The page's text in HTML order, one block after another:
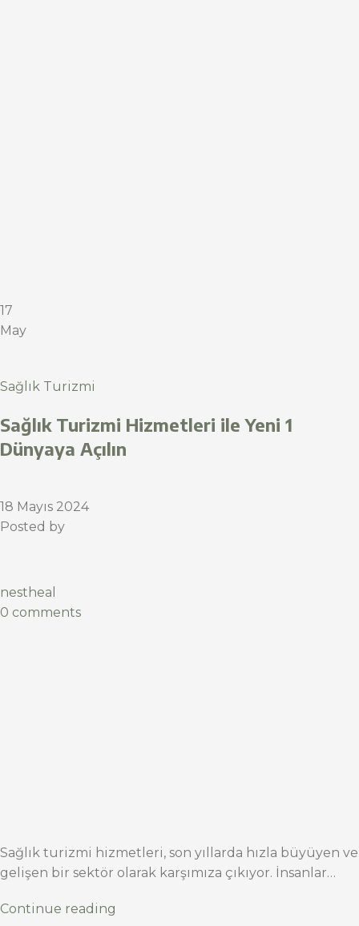
17
May
Sağlık Turizmi
Sağlık Turizmi Hizmetleri ile Yeni 1
Dünyaya Açılın
18 Mayıs 2024
Posted by
nestheal
0 comments
Sağlık turizmi hizmetleri, son yıllarda hızla büyüyen ve
gelişen bir sektör olarak karşımıza çıkıyor. İnsanlar…
Continue reading